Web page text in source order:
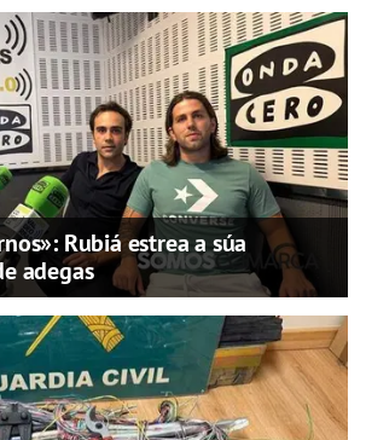
Rubiá estrea a súa
adegas